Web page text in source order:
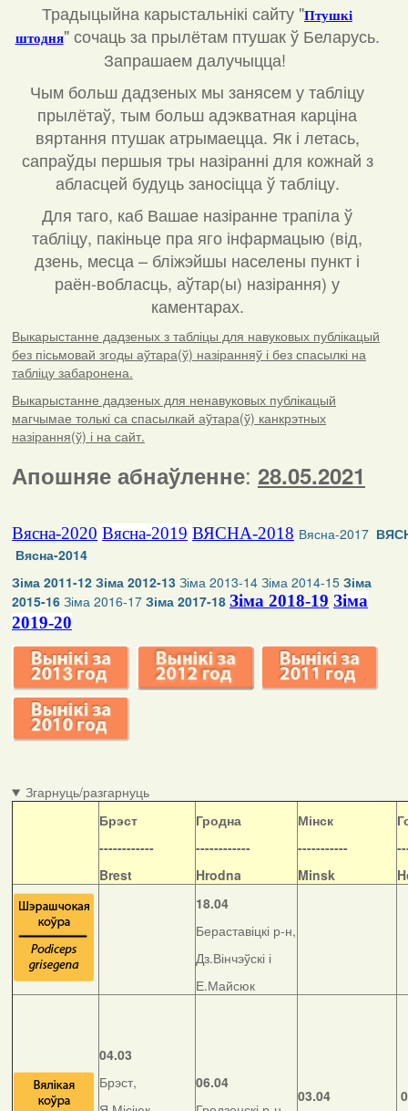
Традыцыйна карыстальнікі сайту "Птушкі
штодня" сочаць за прылётам птушак ў Беларусь.
Запрашаем далучыцца!
Чым больш дадзеных мы занясем у табліцу
прылётаў, тым больш адэкватная карціна
вяртання птушак атрымаецца. Як і летась,
сапраўды першыя тры назіранні для кожнай з
абласцей будуць заносіцца ў табліцу.
Для таго, каб Вашае назіранне трапіла ў
табліцу, пакіньце пра яго інфармацыю (від,
дзень, месца – бліжэйшы населены пункт і
раён-вобласць, аўтар(ы) назірання) у
каментарах.
Выкарыстанне дадзеных з табліцы для навуковых публікацый
без пісьмовай згоды аўтара(ў) назіранняў і без спасылкі на
табліцу забаронена.
Выкарыстанне дадзеных для ненавуковых публікацый
магчымае толькі са спасылкай аўтара(ў) канкрэтных
назірання(ў) і на сайт.
Апошняе абнаўленне: 28.05.2021
Вясна-2020 Вясна-2019 ВЯСНА-2018 Вясна-2017
Вясна-2014
Зіма 2011-12 Зіма 2012-13 Зіма 2013-14 Зіма 2014-15 Зіма
2015-16 Зіма 2016-17 Зіма 2017-18 Зіма 2018-19 Зіма
2019-20
Згарнуць/разгарнуць
Брэст
------------
Brest
Гродна
------------
Hrodna
Мінск
-----------
Minsk
18.04
Бераставіцкі р-н,
Дз.Вінчэўскі і
Е.Майсюк
04.03
Брэст,
06.04
03.04